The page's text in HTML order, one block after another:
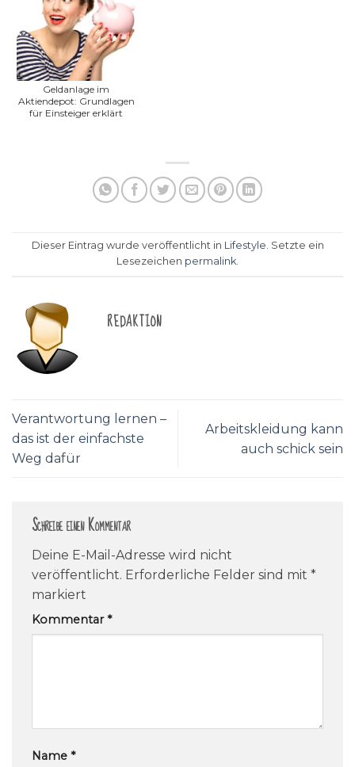
Geldanlage im
Aktiendepot: Grundlagen
für Einsteiger erklärt
Dieser Eintrag wurde veröffentlicht in Lifestyle. Setzte ein
Lesezeichen permalink.
REDAKTION
Verantwortung lernen –
das ist der einfachste
Weg dafür
Arbeitskleidung kann
auch schick sein
Schreibe einen Kommentar
Deine E-Mail-Adresse wird nicht
veröffentlicht. Erforderliche Felder sind mit *
markiert
Kommentar*
Name *